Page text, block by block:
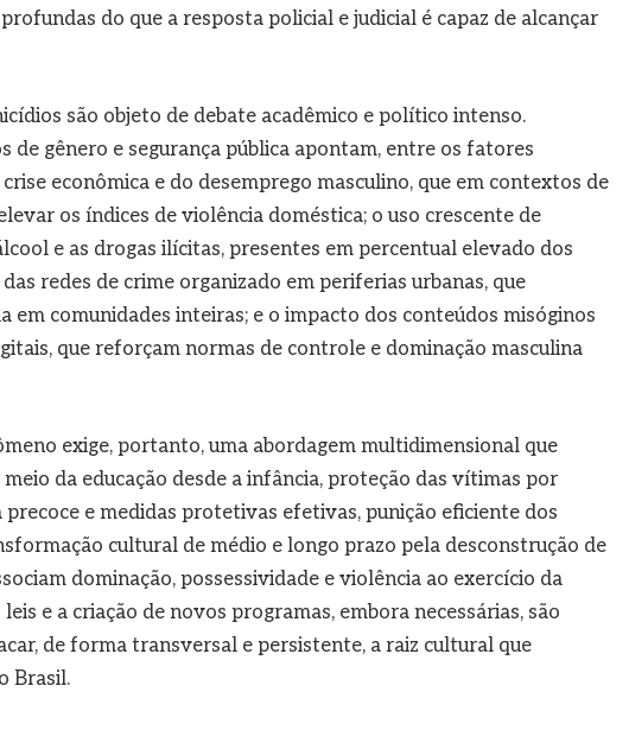
do que a resposta policial e judicial é capaz de alcançar
são objeto de debate acadêmico e político intenso.
de gênero e segurança pública apontam, entre os fatores
econômica e do desemprego masculino, que em contextos de
os índices de violência doméstica; o uso crescente de
e as drogas ilícitas, presentes em percentual elevado dos
redes de crime organizado em periferias urbanas, que
em comunidades inteiras; e o impacto dos conteúdos misóginos
que reforçam normas de controle e dominação masculina
exige, portanto, uma abordagem multidimensional que
da educação desde a infância, proteção das vítimas por
e medidas protetivas efetivas, punição eficiente dos
cultural de médio e longo prazo pela desconstrução de
dominação, possessividade e violência ao exercício da
e a criação de novos programas, embora necessárias, são
de forma transversal e persistente, a raiz cultural que
Brasil.